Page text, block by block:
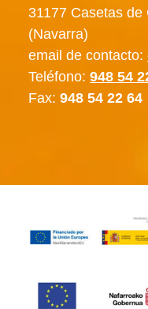
31177 Casetas de
(Navarra)
email de contacto:
Teléfono: 948 54
Fax: 948 54 22 64